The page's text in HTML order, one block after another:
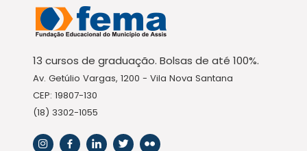
13 cursos de graduação. Bolsas de até 100%.
Av. Getúlio Vargas, 1200 - Vila Nova Santana
CEP: 19807-130
(18) 3302-1055